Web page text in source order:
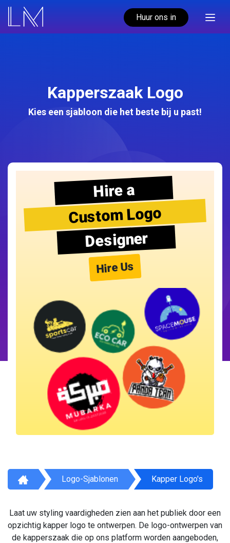
Huur ons in
Kapperszaak Logo
Kies een sjabloon die het beste bij u past!
Hire a
Custom Logo
Designer
Hire Us
Logo-Sjablonen Kapper Logo's
Laat uw styling vaardigheden zien aan het publiek door een
opzichtig kapper logo te ontwerpen. De logo-ontwerpen van
de kapperszaak die op ons platform worden aangeboden,